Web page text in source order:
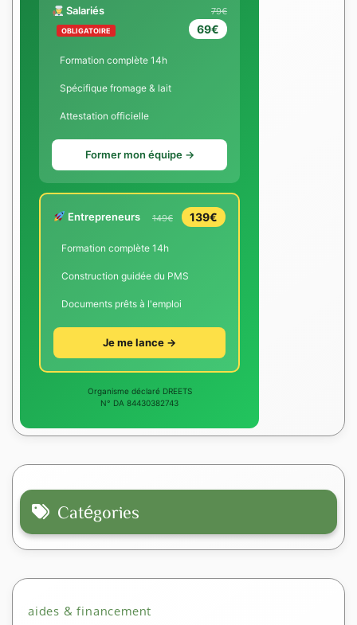
Salariés
OBLIGATOIRE
79€
69€
Formation complète 14h
Spécifique fromage & lait
Attestation officielle
Former mon équipe →
Entrepreneurs 149€ 139€
Formation complète 14h
Construction guidée du PMS
Documents prêts à l'emploi
Je me lance →
Organisme déclaré DREETS
N° DA 84430382743
Catégories
aides & financement